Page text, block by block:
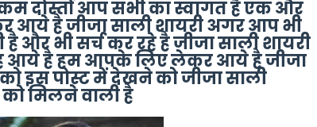
दोस्तों आप सभी का स्वागत है एक और
आये है जीजा साली शायरी अगर आप भी
और भी सर्च कर रहे है जीजा साली शायरी
आये है हम आपके लिए लेकर आये है जीजा
इस पोस्ट में देखने को जीजा साली
मिलने वाली है